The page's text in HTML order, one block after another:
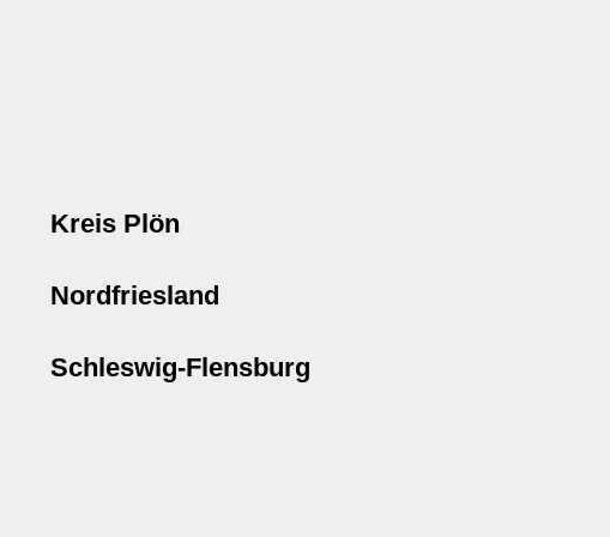
Kreis Plön
Nordfriesland
Schleswig-Flensburg